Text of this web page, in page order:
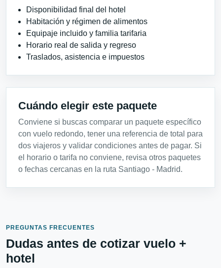
Disponibilidad final del hotel
Habitación y régimen de alimentos
Equipaje incluido y familia tarifaria
Horario real de salida y regreso
Traslados, asistencia e impuestos
Cuándo elegir este paquete
Conviene si buscas comparar un paquete específico
con vuelo redondo, tener una referencia de total para
dos viajeros y validar condiciones antes de pagar. Si
el horario o tarifa no conviene, revisa otros paquetes
o fechas cercanas en la ruta Santiago - Madrid.
PREGUNTAS FRECUENTES
Dudas antes de cotizar vuelo +
hotel